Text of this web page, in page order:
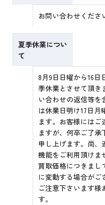
お問い合わせくださ
夏季休業につい
て
8月9日日曜から16日
季休業とさせて頂き
い合わせの返信等を
は休業日明け17日月
ます。お客様にはご
ますが、何卒ご了
申し上げます。尚、
機能をご利用頂けま
買取価格につきまし
に変動する場合が
ご注意下さいます様
す。